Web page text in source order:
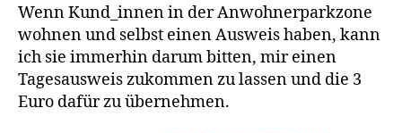
Wenn Kund_innen in der Anwohnerparkzone
wohnen und selbst einen Ausweis haben, kann
ich sie immerhin darum bitten, mir einen
Tagesausweis zukommen zu lassen und die 3
Euro dafür zu übernehmen.